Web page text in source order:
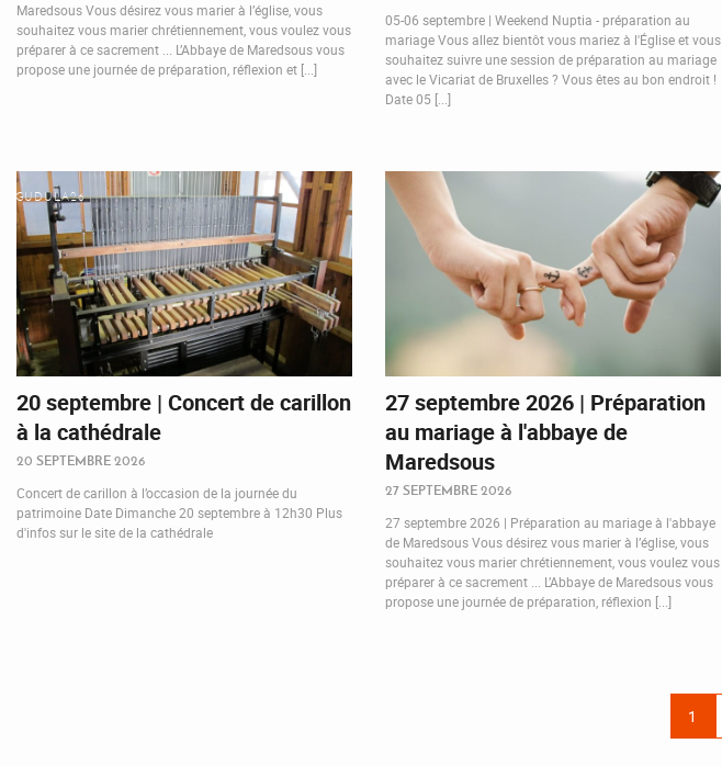
Maredsous Vous désirez vous marier à l’église, vous
souhaitez vous marier chrétiennement, vous voulez vous
préparer à ce sacrement ... L’Abbaye de Maredsous vous
propose une journée de préparation, réflexion et [...]
05-06 septembre | Weekend Nuptia - préparation au
mariage Vous allez bientôt vous mariez à l'Église et vous
souhaitez suivre une session de préparation au mariage
avec le Vicariat de Bruxelles ? Vous êtes au bon endroit !
Date 05 [...]
GUDULA26
20 septembre | Concert de carillon
à la cathédrale
20 SEPTEMBRE 2026
Concert de carillon à l’occasion de la journée du
patrimoine Date Dimanche 20 septembre à 12h30 Plus
d'infos sur le site de la cathédrale
27 septembre 2026 | Préparation
au mariage à l'abbaye de
Maredsous
27 SEPTEMBRE 2026
27 septembre 2026 | Préparation au mariage à l'abbaye
de Maredsous Vous désirez vous marier à l’église, vous
souhaitez vous marier chrétiennement, vous voulez vous
préparer à ce sacrement ... L’Abbaye de Maredsous vous
propose une journée de préparation, réflexion [...]
1